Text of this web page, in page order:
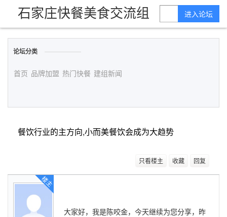
石家庄快餐美食交流组 进入论坛
论坛分类
首页 品牌加盟 热门快餐 建组新闻
餐饮行业的主方向,小而美餐饮会成为大趋势
只看楼主 收藏 回复
楼主
大家好，我是陈咬金，今天继续为您分享，昨